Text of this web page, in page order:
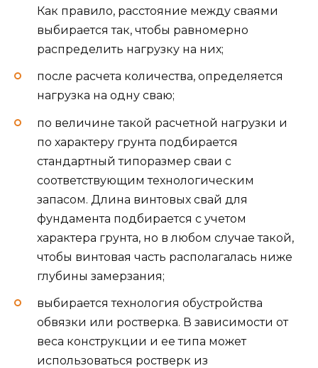
Как правило, расстояние между сваями
выбирается так, чтобы равномерно
распределить нагрузку на них;
после расчета количества, определяется
нагрузка на одну сваю;
по величине такой расчетной нагрузки и
по характеру грунта подбирается
стандартный типоразмер сваи с
соответствующим технологическим
запасом. Длина винтовых свай для
фундамента подбирается с учетом
характера грунта, но в любом случае такой,
чтобы винтовая часть располагалась ниже
глубины замерзания;
выбирается технология обустройства
обвязки или ростверка. В зависимости от
веса конструкции и ее типа может
использоваться ростверк из